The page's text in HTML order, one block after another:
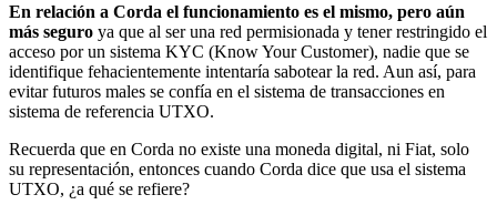
En relación a Corda el funcionamiento es el mismo, pero aún
más seguro ya que al ser una red permisionada y tener restringido el
acceso por un sistema KYC (Know Your Customer), nadie que se
identifique fehacientemente intentaría sabotear la red. Aun así, para
evitar futuros males se confía en el sistema de transacciones en
sistema de referencia UTXO.
Recuerda que en Corda no existe una moneda digital, ni Fiat, solo
su representación, entonces cuando Corda dice que usa el sistema
UTXO, ¿a qué se refiere?